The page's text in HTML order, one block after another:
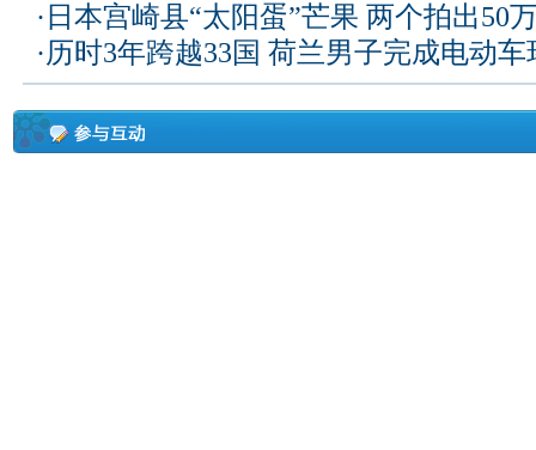
· 日本宫崎县“太阳蛋”芒果 两个拍出50
·历时3年跨越33国 荷兰男子完成电动车